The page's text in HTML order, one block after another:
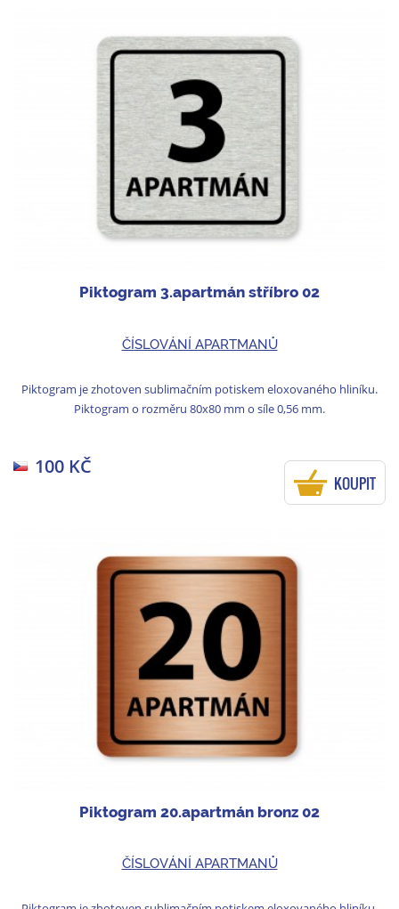
Piktogram 3.apartmán stříbro 02
ČÍSLOVÁNÍ APARTMANŮ
Piktogram je zhotoven sublimačním potiskem eloxovaného hliníku.
Piktogram o rozměru 80x80 mm o síle 0,56 mm.
100 KČ
KOUPIT
Piktogram 20.apartmán bronz 02
ČÍSLOVÁNÍ APARTMANŮ